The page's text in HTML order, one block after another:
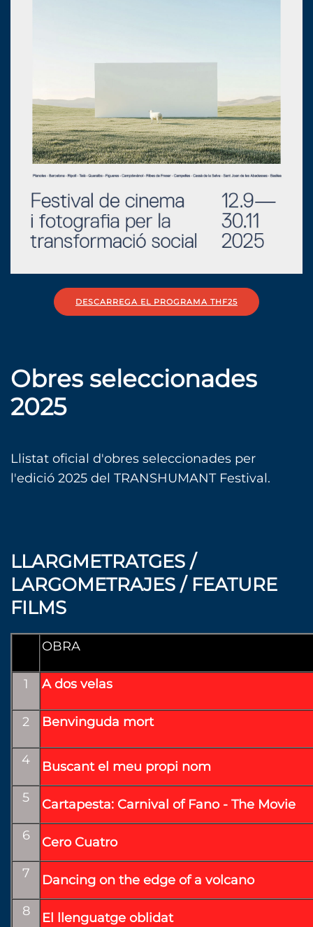
DESCARREGA EL PROGRAMA THF25
Obres seleccionades
2025
Llistat oficial d'obres seleccionades per
l'edició 2025 del TRANSHUMANT Festival.
LLARGMETRATGES /
LARGOMETRAJES / FEATURE
FILMS
OBRA
1 A dos velas
2 Benvinguda mort
4
Buscant el meu propi nom
5
Cartapesta: Carnival of Fano - The Movie
6
Cero Cuatro
7
Dancing on the edge of a volcano
8
El llenguatge oblidat